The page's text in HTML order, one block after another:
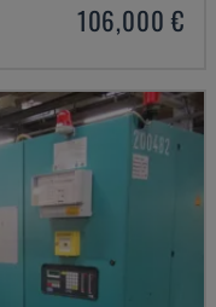
106,000 €